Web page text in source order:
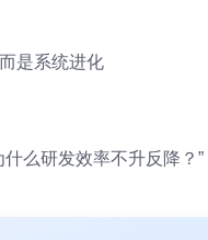
是系统进化
什么研发效率不升反降？”